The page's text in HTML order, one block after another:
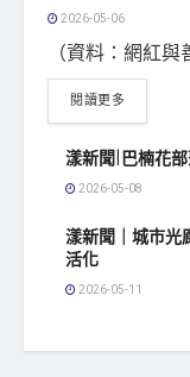
2026-05-06
（資料：網紅
閱讀更多
漾新聞|巴楠花
2026-05-08
漾新聞｜城市
活化
2026-05-11